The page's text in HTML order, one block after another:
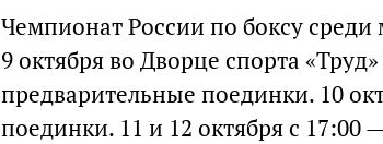
Чемпионат России по боксу
9 октября во Дворце спорта
предварительные поединки. 10
поединки. 11 и 12 октября с